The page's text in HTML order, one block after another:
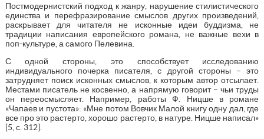
Постмодернистский подход к жанру, нарушение стилистического
единства и перефразирование смыслов других произведений,
раскрывает для читателя не исконные идеи буддизма, не
традиции написания европейского романа, не важные вехи в
поп-культуре, а самого Пелевина.
С одной стороны, это способствует исследованию
индивидуального почерка писателя, с другой стороны – это
затрудняет поиск исконных смыслов, к которым автор отсылает.
Местами писатель не косвенно, а напрямую говорит – чьи труды
он переосмысляет. Например, работы Ф. Ницше в романе
«Чапаев и пустота»: «Мне потом Вовчик Малой книгу одну дал, где
все про это растерто, хорошо растерто, в натуре. Ницше написал»
[5, с. 312].